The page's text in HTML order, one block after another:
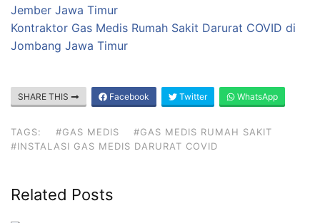
Jember Jawa Timur
Kontraktor Gas Medis Rumah Sakit Darurat COVID di
Jombang Jawa Timur
SHARE THIS Facebook Twitter WhatsApp
TAGS: #GAS MEDIS
#GAS MEDIS RUMAH SAKIT
#INSTALASI GAS MEDIS DARURAT COVID
Related Posts